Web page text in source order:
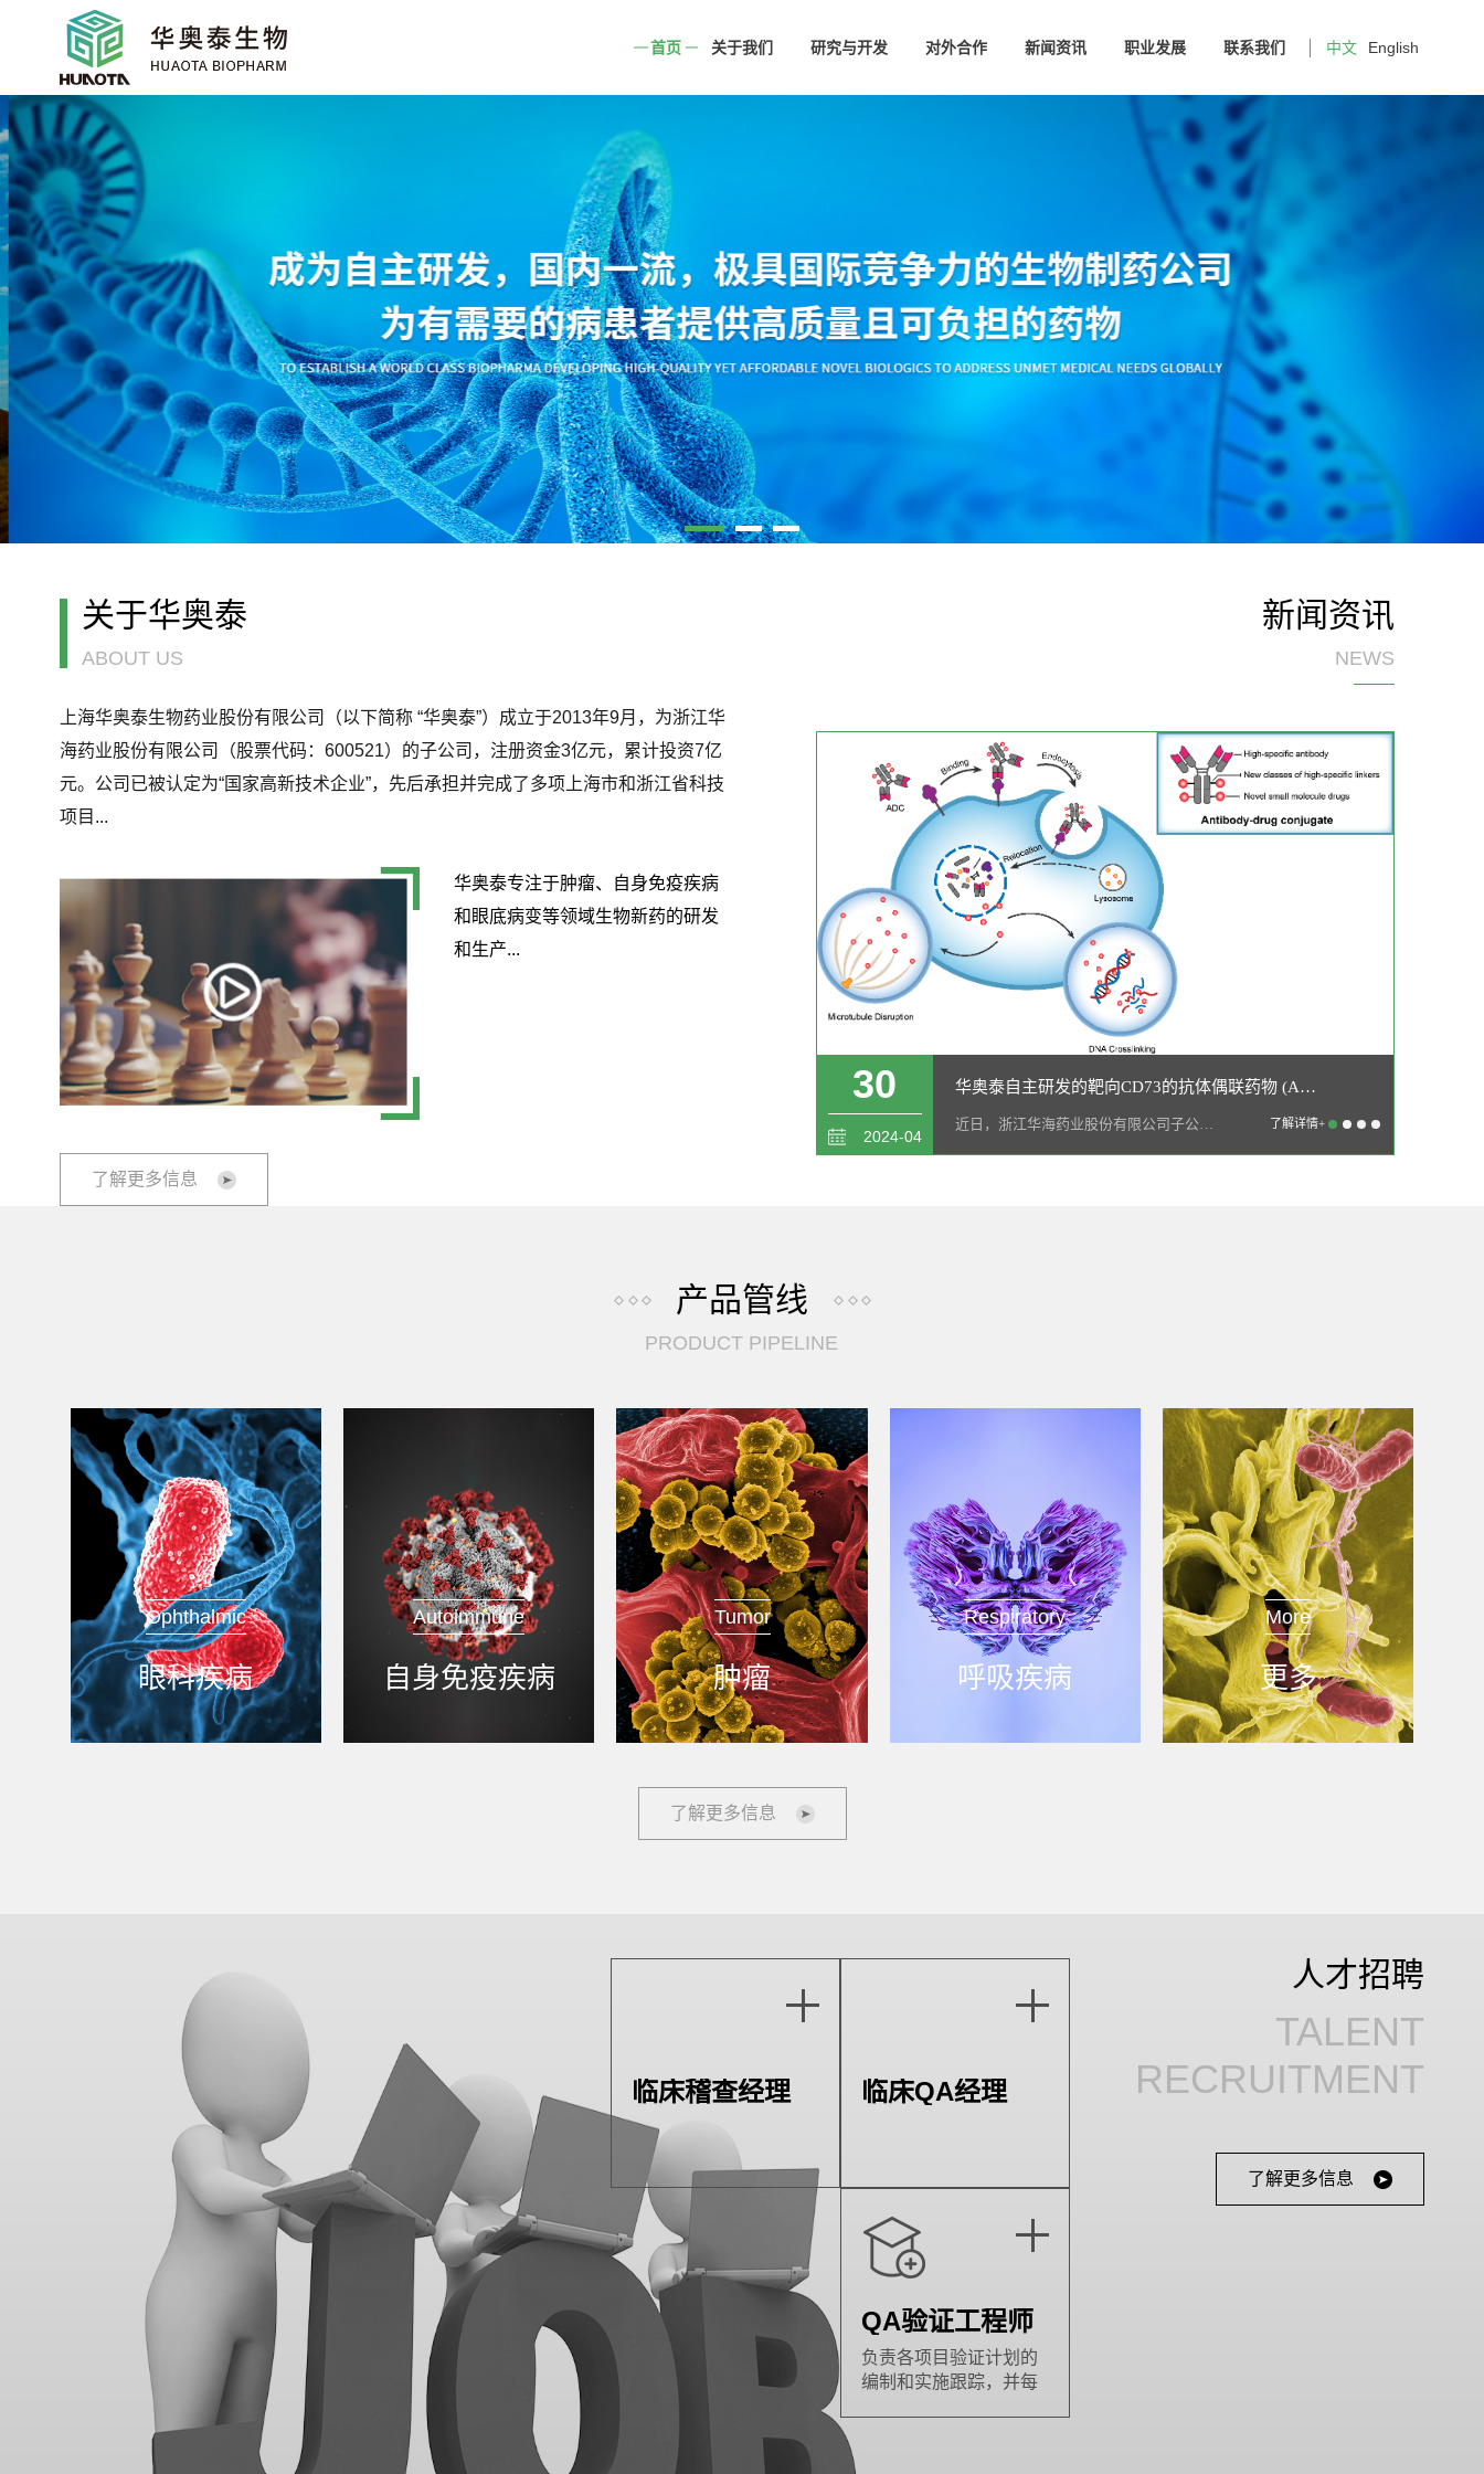
中文 English
首页 关于我们 研究与开发 对外合作 新闻资讯 职业发展 联系我们
关于华奥泰
ABOUT US
上海华奥泰生物药业股份有限公司（以下简称 “华奥泰”）成立于2013年9月，为浙江华
海药业股份有限公司（股票代码：600521）的子公司，注册资金3亿元，累计投资7亿
元。公司已被认定为“国家高新技术企业”，先后承担并完成了多项上海市和浙江省科技
项目...
华奥泰专注于肿瘤、自身免疫疾病
和眼底病变等领域生物新药的研发
和生产...
了解更多信息
新闻资讯
NEWS
12
2023-10
备受关注的第32届欧洲皮肤病年会（EADV）将于2023年10月11日至14日在德... 了解详情+
30
2024-04
华奥泰自主研发的靶向CD73的抗体偶联药物 (ADC) 获NMPA批准进入临床
了解详情+
产品管线
PRODUCT PIPELINE
Ophthalmic
眼科疾病
Autoimmune
自身免疫疾病
Tumor
肿瘤
Respiratory
呼吸疾病
More
更多
了解更多信息
人才招聘
TALENT
RECRUITMENT
临床稽查经理 临床QA经理
QA验证工程师
负责各项目验证计划的
编制和实施跟踪，并每
了解更多信息